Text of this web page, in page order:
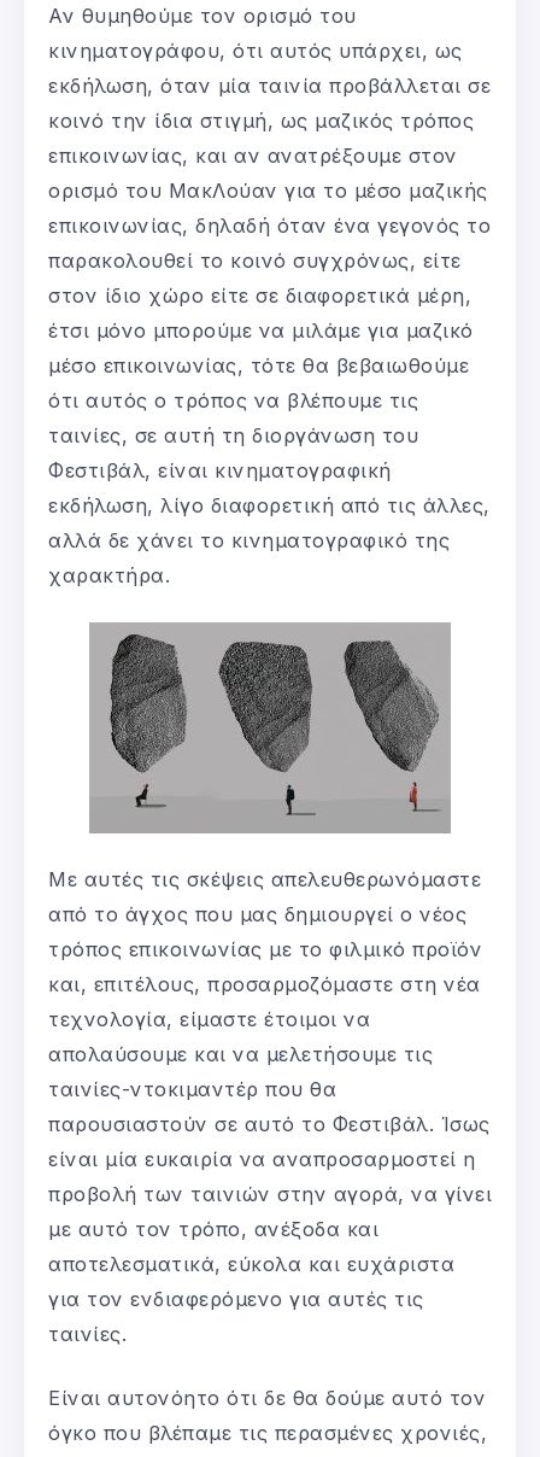
Αν θυμηθούμε τον ορισμό του
κινηματογράφου, ότι αυτός υπάρχει, ως
εκδήλωση, όταν μία ταινία προβάλλεται σε
κοινό την ίδια στιγμή, ως μαζικός τρόπος
επικοινωνίας, και αν ανατρέξουμε στον
ορισμό του ΜακΛούαν για το μέσο μαζικής
επικοινωνίας, δηλαδή όταν ένα γεγονός το
παρακολουθεί το κοινό συγχρόνως, είτε
στον ίδιο χώρο είτε σε διαφορετικά μέρη,
έτσι μόνο μπορούμε να μιλάμε για μαζικό
μέσο επικοινωνίας, τότε θα βεβαιωθούμε
ότι αυτός ο τρόπος να βλέπουμε τις
ταινίες, σε αυτή τη διοργάνωση του
Φεστιβάλ, είναι κινηματογραφική
εκδήλωση, λίγο διαφορετική από τις άλλες,
αλλά δε χάνει το κινηματογραφικό της
χαρακτήρα.
Με αυτές τις σκέψεις απελευθερωνόμαστε
από το άγχος που μας δημιουργεί ο νέος
τρόπος επικοινωνίας με το φιλμικό προϊόν
και, επιτέλους, προσαρμοζόμαστε στη νέα
τεχνολογία, είμαστε έτοιμοι να
απολαύσουμε και να μελετήσουμε τις
ταινίες-ντοκιμαντέρ που θα
παρουσιαστούν σε αυτό το Φεστιβάλ. Ίσως
είναι μία ευκαιρία να αναπροσαρμοστεί η
προβολή των ταινιών στην αγορά, να γίνει
με αυτό τον τρόπο, ανέξοδα και
αποτελεσματικά, εύκολα και ευχάριστα
για τον ενδιαφερόμενο για αυτές τις
ταινίες.
Είναι αυτονόητο ότι δε θα δούμε αυτό τον
όγκο που βλέπαμε τις περασμένες χρονιές,